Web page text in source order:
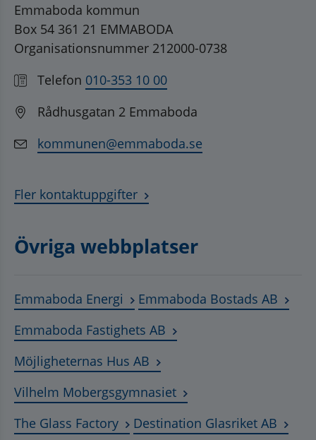
Emmaboda kommun
Box 54 361 21 EMMABODA
Organisationsnummer 212000-0738
Telefon 010-353 10 00
Rådhusgatan 2 Emmaboda
kommunen@emmaboda.se
Fler kontaktuppgifter
Övriga webbplatser
Emmaboda Energi Länk till annan webbplats,
Emmaboda Bostads AB
Emmaboda Fastighets AB Länk till annan
Möjligheternas Hus AB Länk till annan webbplats,
Vilhelm MobergsgymnasietLänk till annan
The Glass FactoryLänk till annan webbplats,
Destination Glasriket AB